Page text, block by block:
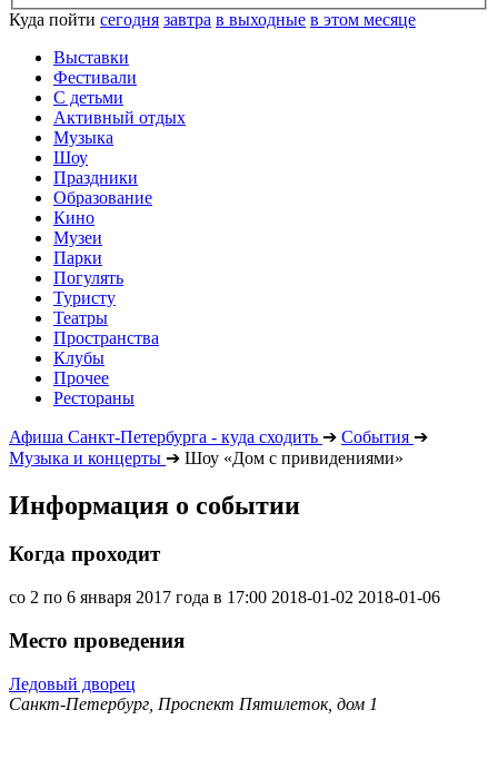
Куда пойти сегодня завтра в выходные в этом месяце
Выставки
Фестивали
С детьми
Активный отдых
Музыка
Шоу
Праздники
Образование
Кино
Музеи
Парки
Погулять
Туристу
Театры
Пространства
Клубы
Прочее
Рестораны
Афиша Санкт-Петербурга - куда сходить ➔ События ➔
Музыка и концерты ➔ Шоу «Дом с привидениями»
Информация о событии
Когда проходит
со 2 по 6 января 2017 года в 17:00 2018-01-02 2018-01-06
Место проведения
Ледовый дворец
Санкт-Петербург, Проспект Пятилеток, дом 1